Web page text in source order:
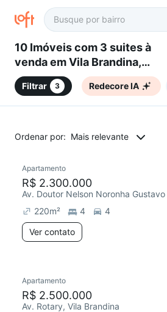
10 Imóveis com 3 suites à
venda em Vila Brandina,
Campinas, SP
Filtrar 3 Redecore IA
Ordenar por: Mais relevante
Redecorar
Apartamento
R$ 2.300.000
220m² 4
4
Ver contato
Apartamento
R$ 2.500.000
Av. Rotary, Vila Brandina